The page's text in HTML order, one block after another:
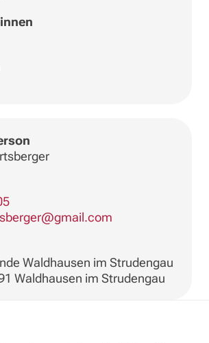
Waldhausen im Strudengau
Waldhausen im Strudengau